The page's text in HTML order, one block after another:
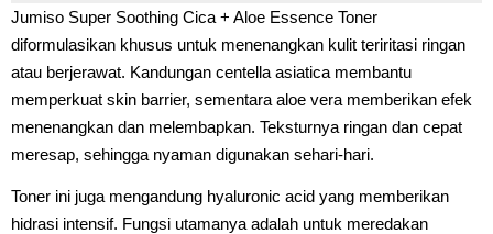
Jumiso Super Soothing Cica + Aloe Essence Toner
diformulasikan khusus untuk menenangkan kulit teriritasi ringan
atau berjerawat. Kandungan centella asiatica membantu
memperkuat skin barrier, sementara aloe vera memberikan efek
menenangkan dan melembapkan. Teksturnya ringan dan cepat
meresap, sehingga nyaman digunakan sehari-hari.
Toner ini juga mengandung hyaluronic acid yang memberikan
hidrasi intensif. Fungsi utamanya adalah untuk meredakan